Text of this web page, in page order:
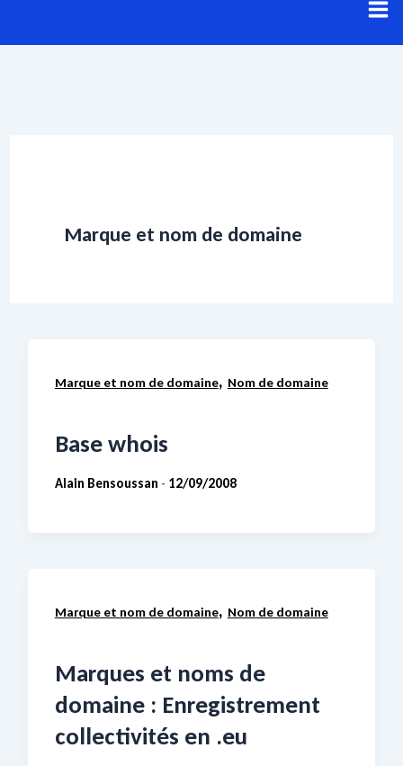
au
Marque et nom de domaine
Marque et nom de domaine, Nom de domaine
Base whois
Alain Bensoussan - 12/09/2008
Marque et nom de domaine, Nom de domaine
Marques et noms de
domaine : Enregistrement
collectivités en .eu